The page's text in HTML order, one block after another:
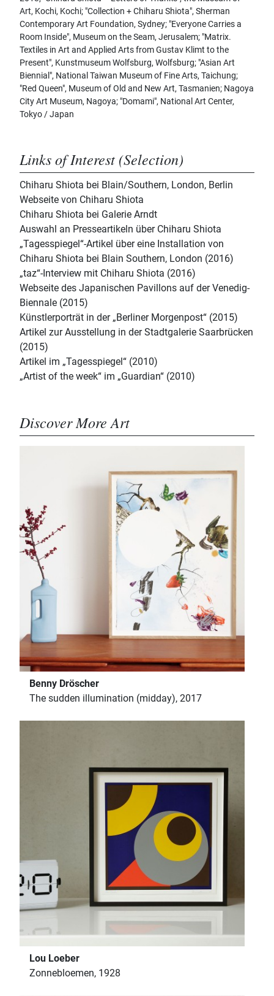
Art, Kochi, Kochi; "Collection + Chiharu Shiota", Sherman
Contemporary Art Foundation, Sydney; "Everyone Carries a
Room Inside", Museum on the Seam, Jerusalem; "Matrix.
Textiles in Art and Applied Arts from Gustav Klimt to the
Present", Kunstmuseum Wolfsburg, Wolfsburg; "Asian Art
Biennial", National Taiwan Museum of Fine Arts, Taichung;
"Red Queen", Museum of Old and New Art, Tasmanien; Nagoya
City Art Museum, Nagoya; "Domami", National Art Center,
Tokyo / Japan
Links of Interest (Selection)
Chiharu Shiota bei Blain/Southern, London, Berlin
Webseite von Chiharu Shiota
Chiharu Shiota bei Galerie Arndt
Auswahl an Presseartikeln über Chiharu Shiota
„Tagesspiegel“-Artikel über eine Installation von
Chiharu Shiota bei Blain Southern, London (2016)
„taz“-Interview mit Chiharu Shiota (2016)
Webseite des Japanischen Pavillons auf der Venedig-
Biennale (2015)
Künstlerporträt in der „Berliner Morgenpost“ (2015)
Artikel zur Ausstellung in der Stadtgalerie Saarbrücken
(2015)
Artikel im „Tagesspiegel“ (2010)
„Artist of the week“ im „Guardian“ (2010)
Discover More Art
Benny Dröscher
The sudden illumination (midday), 2017
Lou Loeber
Zonnebloemen, 1928